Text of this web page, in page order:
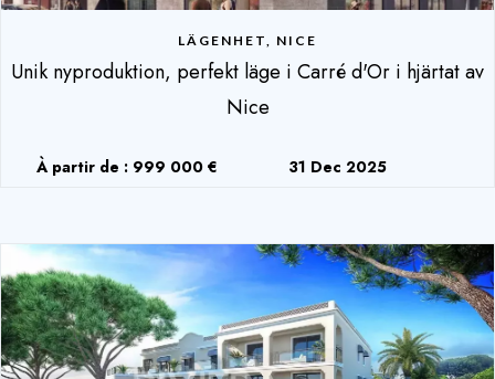
LÄGENHET, NICE
Unik nyproduktion, perfekt läge i Carré d'Or i hjärtat av
Nice
À partir de : 999 000 € 31 Dec 2025